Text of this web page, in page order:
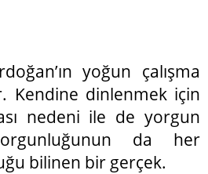
yoğun çalışma
Kendine dinlenmek için
nedeni ile de yorgun
da her
bilinen bir gerçek.